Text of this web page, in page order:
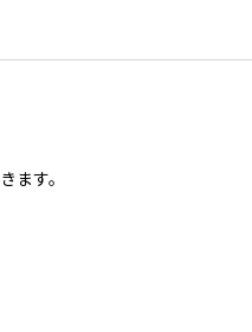
ます。